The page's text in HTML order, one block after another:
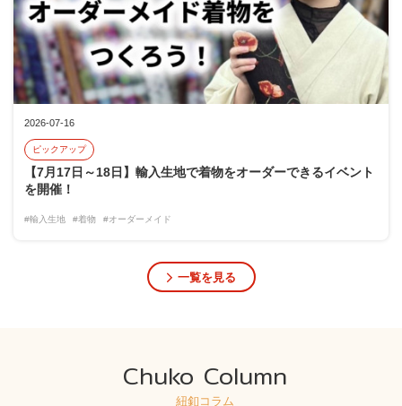
2026-07-16
ピックアップ
【7月17日～18日】輸入生地で着物をオーダーできるイベント
を開催！
#輸入生地 #着物 #オーダーメイド
一覧を見る
Chuko Column
紐釦コラム